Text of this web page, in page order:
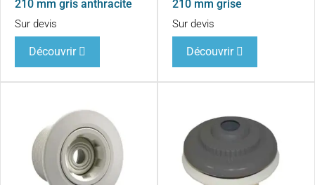
210 mm gris anthracite
Sur devis
Découvrir
210 mm grise
Sur devis
Découvrir